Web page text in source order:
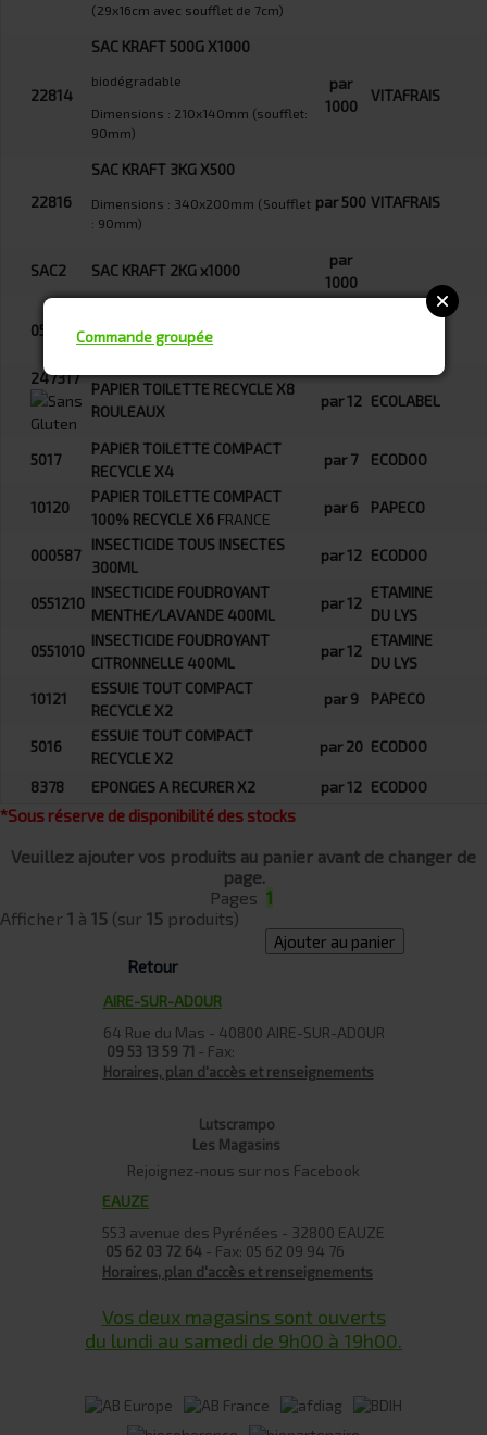
(29x16cm avec soufflet de 7cm)
22814
SAC KRAFT 500G X1000
biodégradable
Dimensions : 210x140mm (soufflet:
90mm)
par
1000
VITAFRAIS
22816
SAC KRAFT 3KG X500
Dimensions : 340x200mm (Soufflet
: 90mm)
par 500 VITAFRAIS
SAC2 SAC KRAFT 2KG x1000
par
1000
0597030 LESSIVE/SHAMPOOING/DOUCHE
ETAMINE
247317
PAPIER TOILETTE RECYCLE X8
ROULEAUX
par 12 ECOLABEL
5017
PAPIER TOILETTE COMPACT
RECYCLE X4
par 7 ECODOO
10120
PAPIER TOILETTE COMPACT
100% RECYCLE X6 FRANCE
par 6 PAPECO
000587
INSECTICIDE TOUS INSECTES
300ML
par 12 ECODOO
0551210
INSECTICIDE FOUDROYANT
MENTHE/LAVANDE 400ML
par 12
ETAMINE
DU LYS
0551010
INSECTICIDE FOUDROYANT
CITRONNELLE 400ML
par 12
ETAMINE
DU LYS
10121
ESSUIE TOUT COMPACT
RECYCLE X2
par 9 PAPECO
5016
ESSUIE TOUT COMPACT
RECYCLE X2
par 20 ECODOO
8378 EPONGES A RECURER X2 par 12 ECODOO
*Sous réserve de disponibilité des stocks
Veuillez ajouter vos produits au panier avant de changer de
page.
Pages 1
Afficher 1 à 15 (sur 15 produits)
Ajouter au panier
Retour
AIRE-SUR-ADOUR
64 Rue du Mas - 40800 AIRE-SUR-ADOUR
09 53 13 59 71 - Fax:
Horaires, plan d'accès et renseignements
Lutscrampo
Les Magasins
Rejoignez-nous sur nos Facebook
EAUZE
553 avenue des Pyrénées - 32800 EAUZE
05 62 03 72 64 - Fax: 05 62 09 94 76
Horaires, plan d'accès et renseignements
Vos deux magasins sont ouverts
du lundi au samedi de 9h00 à 19h00.
Commande groupée